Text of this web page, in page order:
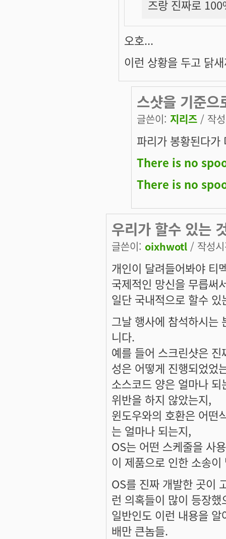
즈랑 진짜로
오호...
이런 상황을 두고 닭
스샷을 기준
글쓴이: 지리즈 / 작
파리가 봉황된다가
There is no
There is no
우리가 할수 있는
글쓴이: oixhwotl / 작성
개인이 달려들어봐야 티
국제적인 망신을 무릅써
일단 국내적으로 할수
그날 행사에 참석하시는
니다.
예를 들어 스크린샷은
성은 어떻게 진행되었었
소스코드 양은 얼마나
위반을 하지 않았는지,
윈도우와의 호환은 어떤
는 얼마나 되는지,
OS는 어떤 스케줄을 사
이 제품으로 인한 소송
OS를 진짜 개발한 곳이
런 의혹들이 많이 등장했
일반인도 이런 내용을
배만 큰놈들.